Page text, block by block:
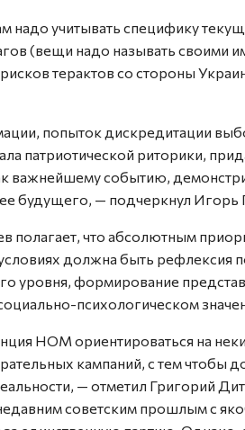
учитывать специфику
(вещи надо называть своими
терактов со стороны
попыток дискредитации
патриотической риторики,
важнейшему событию,
будущего, — подчеркнул Игорь
полагает, что абсолютным
должна быть рефлексия
уровня, формирование
психологическом
НОМ ориентироваться на
кампаний, с тем чтобы
— отметил Григорий
советским прошлым с